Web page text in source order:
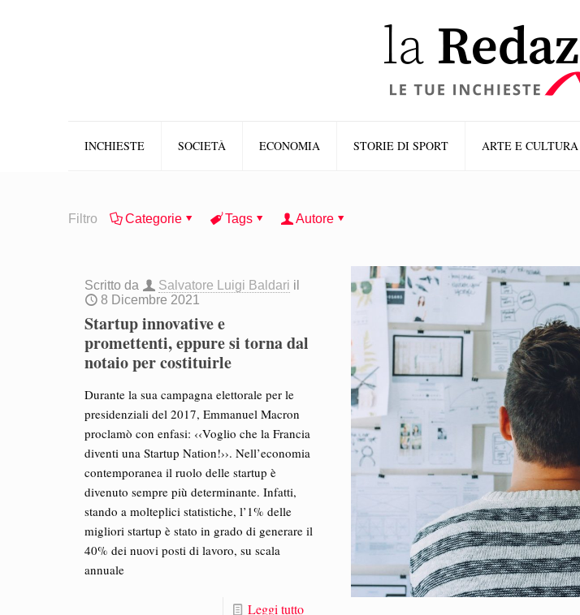
INCHIESTE SOCIETÀ ECONOMIA STORIE DI SPORT ARTE E CULTURA
Filtro Categorie Tags Autore
Scritto da Salvatore Luigi Baldari il
8 Dicembre 2021
Startup innovative e
promettenti, eppure si torna dal
notaio per costituirle
Durante la sua campagna elettorale per le
presidenziali del 2017, Emmanuel Macron
proclamò con enfasi: ‹‹Voglio che la Francia
diventi una Startup Nation!››. Nell’economia
contemporanea il ruolo delle startup è
divenuto sempre più determinante. Infatti,
stando a molteplici statistiche, l’1% delle
migliori startup è stato in grado di generare il
40% dei nuovi posti di lavoro, su scala
annuale
Leggi tutto